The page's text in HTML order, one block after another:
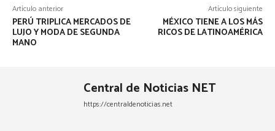
Artículo anterior
PERÚ TRIPLICA MERCADOS DE
LUJO Y MODA DE SEGUNDA
MANO
Artículo siguiente
MÉXICO TIENE A LOS MÁS
RICOS DE LATINOAMÉRICA
Central de Noticias NET
https://centraldenoticias.net